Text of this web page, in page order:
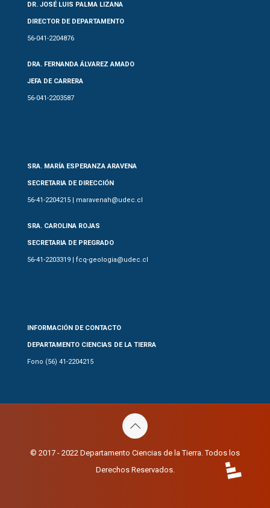
DR. JOSÉ LUIS PALMA LIZANA
DIRECTOR DE DEPARTAMENTO
56-041-2204876
DRA. FERNANDA ÁLVAREZ AMADO
JEFA DE CARRERA
56-041-2203587
SRA. MARÍA ESPERANZA ARAVENA
SECRETARIA DE DIRECCIÓN
56-41-2204215 | maravenah@udec.cl
SRA. CAROLINA ROJAS
SECRETARIA DE PREGRADO
56-41-2203319 | fcq-geologia@udec.cl
INFORMACIÓN DE CONTACTO
DEPARTAMENTO CIENCIAS DE LA TIERRA
Fono (56) 41-2204215
© 2017 - 2022 Departamento Ciencias de la Tierra. Todos los
Derechos Reservados.